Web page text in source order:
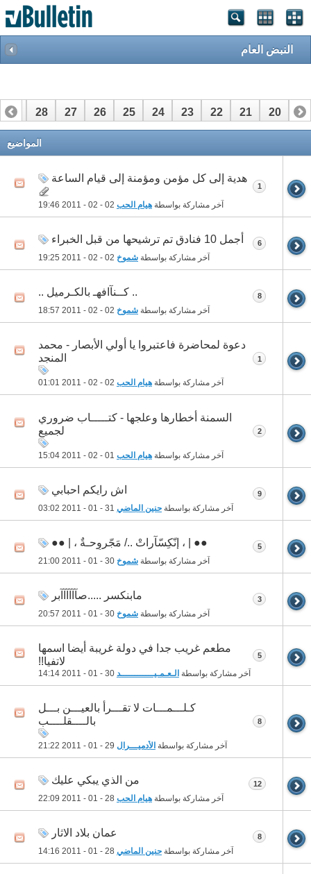
النبض العام
19
20
21
22
23
24
25
26
27
28
29
48
49
المواضيع
هدية إلى كل مؤمن ومؤمنة إلى قيام الساعة
آخر مشاركة بواسطة هيام الحب 19:46
1
أجمل 10 فنادق تم ترشيحها من قبل الخبراء
آخر مشاركة بواسطة شموخ 19:25
6
.. كــنآافهـ بالكـرميل ..
آخر مشاركة بواسطة شموخ 18:57
8
دعوة لمحاضرة فاعتبروا يا أولي الأبصار - محمد
المنجد
آخر مشاركة بواسطة هيام الحب 01:01
1
السمنة أخطارها وعلجها - كتـــــاب ضروري
لجميع
آخر مشاركة بواسطة هيام الحب 15:04
2
اش رايكم احبابي
آخر مشاركة بواسطة حنين الماضي 03:02
9
●● | ، إنّكِسّآراتْ ../ مَجّروٍحـةٌ ، | ●●
آخر مشاركة بواسطة شموخ 21:00
5
مابنكسر .....صآآآآآآبر
آخر مشاركة بواسطة شموخ 20:57
3
مطعم غريب جدا في دولة غريبة أيضا اسمها
لاتفيا!!
آخر مشاركة بواسطة الـعـمـيــــــــــــد 14:14
5
كـلـــمـــات لا تقـــرأ بالعيـــن بـــل
بالــــقلــــب
آخر مشاركة بواسطة الأدميـــرال 21:22
8
من الذي يبكي عليك
آخر مشاركة بواسطة هيام الحب 22:09
12
عمان بلاد الاثار
آخر مشاركة بواسطة حنين الماضي 14:16
8